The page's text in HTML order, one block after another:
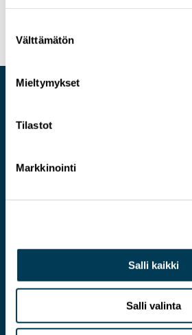
valinta
Välttämätön
Mieltymykset
Tilastot
Markkinointi
Salli kaikki
Salli valinta
valmistelua
Evästeseloste